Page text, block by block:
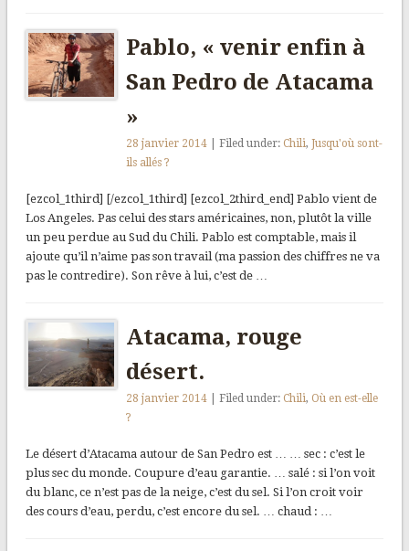
Pablo, « venir enfin à
San Pedro de Atacama
»
28 janvier 2014 | Filed under: Chili,Jusqu'où sont-
ils allés ?
[ezcol_1third] [/ezcol_1third] [ezcol_2third_end] Pablo vient de
Los Angeles. Pas celui des stars américaines, non, plutôt la ville
un peu perdue au Sud du Chili. Pablo est comptable, mais il
ajoute qu’il n’aime pas son travail (ma passion des chiffres ne va
pas le contredire). Son rêve à lui, c’est de …
Atacama, rouge
désert.
28 janvier 2014 | Filed under: Chili, Où en est-elle
?
Le désert d’Atacama autour de San Pedro est … … sec : c’est le
plus sec du monde. Coupure d’eau garantie. … salé : si l’on voit
du blanc, ce n’est pas de la neige, c’est du sel. Si l’on croit voir
des cours d’eau, perdu, c’est encore du sel. … chaud : …